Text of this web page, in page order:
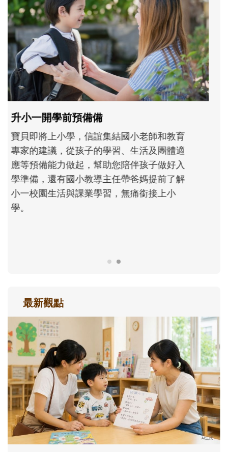
和孩子一起長大的那個男人│讀懂父親的
不同模樣
沒有人天生就擅長當爸爸！男人總是在一次
次「前所未有」的體驗中，跟著孩子一起長
大。從給予安全感的肢體遊戲，到獨立自
主、角色認同及解決問題的能力養成。爸爸
最新觀點